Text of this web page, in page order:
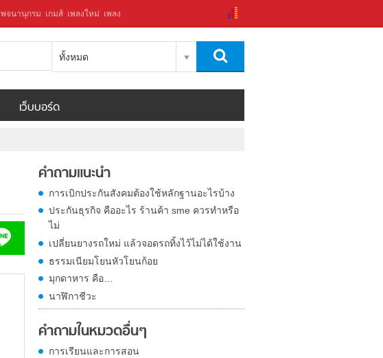
พจนานุกรม เกมส์ เพลงใหม่ เพลง
ทั้งหมด
เว็บบอร์ด
คำถามแนะนำ
การเบิกประกันสังคมต้องใช้หลักฐานอะไรบ้าง
ประกันธุรกิจ คืออะไร ร้านค้า sme ควรทำหรือ
ไม่
เปลี่ยนยางรถใหม่ แล้วจอดรถทิ้งไว้ไม่ได้ใช้งาน
ธรรมเนียมโยนหัวโยนก้อย
มุกดาหาร คือ…
นาฬิกาชีวะ
คำถามในหมวดอื่นๆ
การเรียนและการสอน